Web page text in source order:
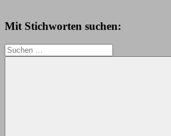
Mit Stichworten suchen:
Suchen
nach: